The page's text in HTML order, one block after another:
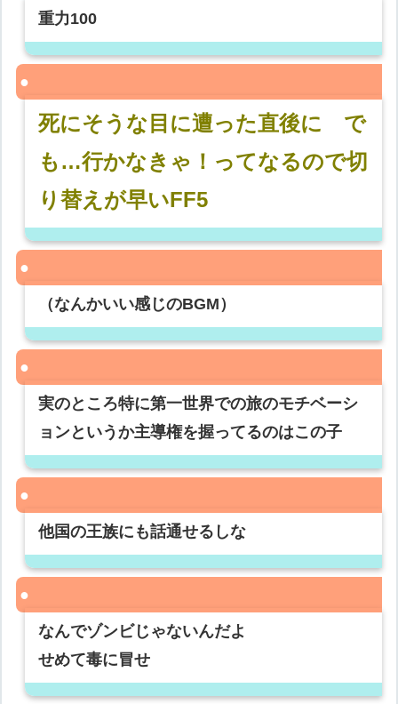
重力100
死にそうな目に遭った直後に で
も…行かなきゃ！ってなるので切
り替えが早いFF5
（なんかいい感じのBGM）
実のところ特に第一世界での旅のモチベーシ
ョンというか主導権を握ってるのはこの子
他国の王族にも話通せるしな
なんでゾンビじゃないんだよ
せめて毒に冒せ